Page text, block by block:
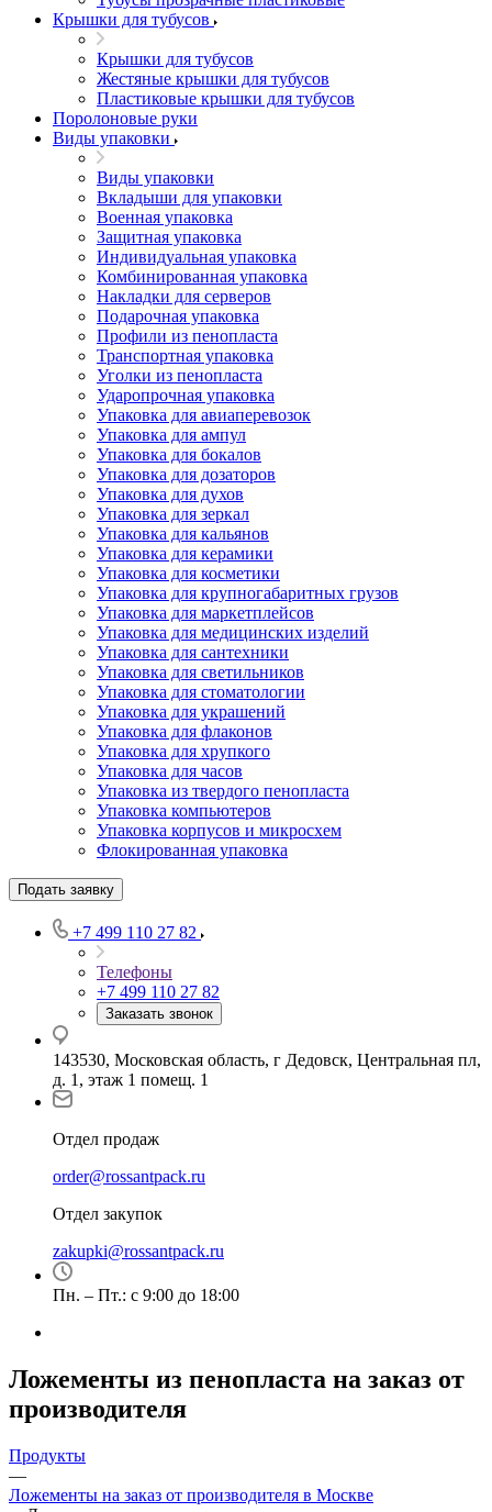
Крышки для тубусов
Крышки для тубусов
Жестяные крышки для тубусов
Пластиковые крышки для тубусов
Поролоновые руки
Виды упаковки
Виды упаковки
Вкладыши для упаковки
Военная упаковка
Защитная упаковка
Индивидуальная упаковка
Комбинированная упаковка
Накладки для серверов
Подарочная упаковка
Профили из пенопласта
Транспортная упаковка
Уголки из пенопласта
Ударопрочная упаковка
Упаковка для авиаперевозок
Упаковка для ампул
Упаковка для бокалов
Упаковка для дозаторов
Упаковка для духов
Упаковка для зеркал
Упаковка для кальянов
Упаковка для керамики
Упаковка для косметики
Упаковка для крупногабаритных грузов
Упаковка для маркетплейсов
Упаковка для медицинских изделий
Упаковка для сантехники
Упаковка для светильников
Упаковка для стоматологии
Упаковка для украшений
Упаковка для флаконов
Упаковка для хрупкого
Упаковка для часов
Упаковка из твердого пенопласта
Упаковка компьютеров
Упаковка корпусов и микросхем
Флокированная упаковка
Подать заявку
+7 499 110 27 82
Телефоны
+7 499 110 27 82
Заказать звонок
143530, Московская область, г Дедовск, Центральная пл,
д. 1, этаж 1 помещ. 1
Отдел продаж
order@rossantpack.ru
Отдел закупок
zakupki@rossantpack.ru
Пн. – Пт.: с 9:00 до 18:00
Ложементы из пенопласта на заказ от
производителя
Продукты
—
Ложементы на заказ от производителя в Москве